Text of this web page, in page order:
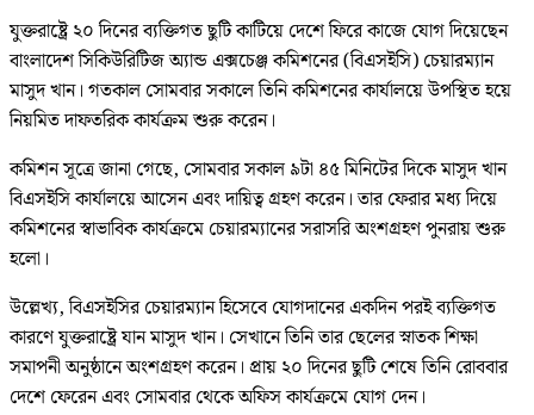
যুক্তরাষ্ট্রে ২০ দিনের ব্যক্তিগত ছুটি কাটিয়ে দেশে ফিরে কাজে যোগ দিয়েছেন
বাংলাদেশ সিকিউরিটিজ অ্যান্ড এক্সচেঞ্জ কমিশনের (বিএসইসি) চেয়ারম্যান
মাসুদ খান। গতকাল সোমবার সকালে তিনি কমিশনের কার্যালয়ে উপস্থিত হয়ে
নিয়মিত দাফতরিক কার্যক্রম শুরু করেন।
কমিশন সূত্রে জানা গেছে, সোমবার সকাল ৯টা ৪৫ মিনিটের দিকে মাসুদ খান
বিএসইসি কার্যালয়ে আসেন এবং দায়িত্ব গ্রহণ করেন। তার ফেরার মধ্য দিয়ে
কমিশনের স্বাভাবিক কার্যক্রমে চেয়ারম্যানের সরাসরি অংশগ্রহণ পুনরায় শুরু
হলো।
উল্লেখ্য, বিএসইসির চেয়ারম্যান হিসেবে যোগদানের একদিন পরই ব্যক্তিগত
কারণে যুক্তরাষ্ট্রে যান মাসুদ খান। সেখানে তিনি তার ছেলের স্নাতক শিক্ষা
সমাপনী অনুষ্ঠানে অংশগ্রহণ করেন। প্রায় ২০ দিনের ছুটি শেষে তিনি রোববার
দেশে ফেরেন এবং সোমবার থেকে অফিস কার্যক্রমে যোগ দেন।